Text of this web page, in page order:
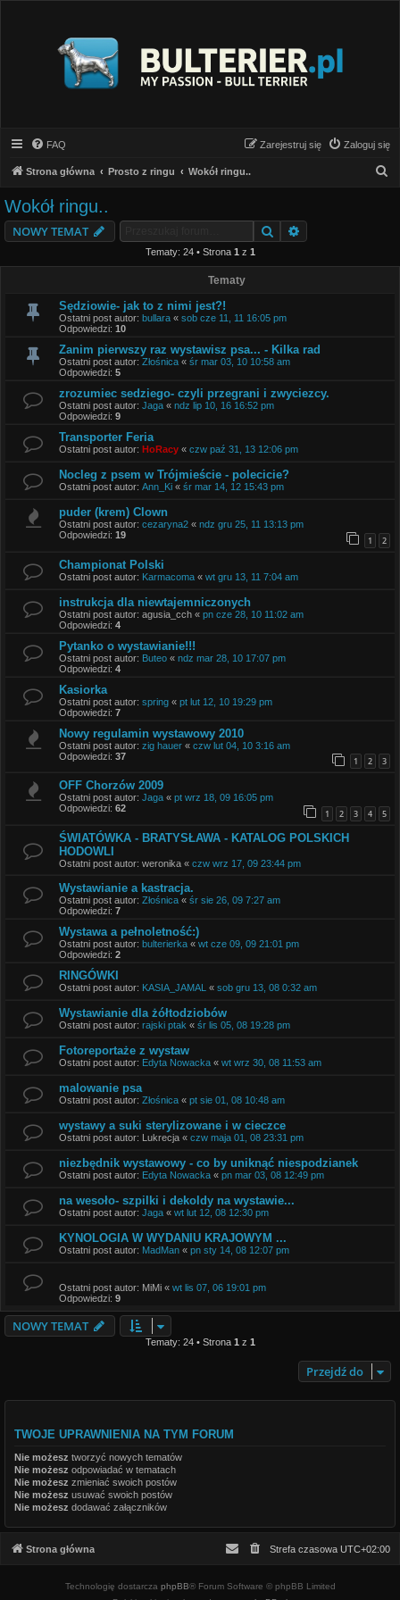
FAQ Zaloguj się
Zarejestruj się
Strona główna Prosto z ringu Wokół ringu..
Wokół ringu..
NOWY TEMAT Szukaj
Tematy: 24 • Strona 1 z 1
Tematy
Sędziowie- jak to z nimi jest?!
Ostatni post autor: bullara « sob cze 11, 11 16:05 pm
Odpowiedzi: 10
Zanim pierwszy raz wystawisz psa... - Kilka rad
Ostatni post autor: Złośnica « śr mar 03, 10 10:58 am
Odpowiedzi: 5
zrozumiec sedziego- czyli przegrani i zwyciezcy.
Ostatni post autor: Jaga « ndz lip 10, 16 16:52 pm
Odpowiedzi: 9
Transporter Feria
Ostatni post autor: HoRacy « czw paź 31, 13 12:06 pm
Nocleg z psem w Trójmieście - polecicie?
Ostatni post autor: Ann_Ki « śr mar 14, 12 15:43 pm
puder (krem) Clown
Ostatni post autor: cezaryna2 « ndz gru 25, 11 13:13 pm
Odpowiedzi: 19 1 2
Championat Polski
Ostatni post autor: Karmacoma « wt gru 13, 11 7:04 am
instrukcja dla niewtajemniczonych
Ostatni post autor: agusia_cch « pn cze 28, 10 11:02 am
Odpowiedzi: 4
Pytanko o wystawianie!!!
Ostatni post autor: Buteo « ndz mar 28, 10 17:07 pm
Odpowiedzi: 4
Kasiorka
Ostatni post autor: spring « pt lut 12, 10 19:29 pm
Odpowiedzi: 7
Nowy regulamin wystawowy 2010
Ostatni post autor: zig hauer « czw lut 04, 10 3:16 am
Odpowiedzi: 37 1 2 3
OFF Chorzów 2009
Ostatni post autor: Jaga « pt wrz 18, 09 16:05 pm
Odpowiedzi: 62 1 2 3 4 5
ŚWIATÓWKA - BRATYSŁAWA - KATALOG POLSKICH
HODOWLI
Ostatni post autor: weronika « czw wrz 17, 09 23:44 pm
Wystawianie a kastracja.
Ostatni post autor: Złośnica « śr sie 26, 09 7:27 am
Odpowiedzi: 7
Wystawa a pełnoletność:)
Ostatni post autor: bulterierka « wt cze 09, 09 21:01 pm
Odpowiedzi: 2
RINGÓWKI
Ostatni post autor: KASIA_JAMAL « sob gru 13, 08 0:32 am
Wystawianie dla żółtodziobów
Ostatni post autor: rajski ptak « śr lis 05, 08 19:28 pm
Fotoreportaże z wystaw
Ostatni post autor: Edyta Nowacka « wt wrz 30, 08 11:53 am
malowanie psa
Ostatni post autor: Złośnica « pt sie 01, 08 10:48 am
wystawy a suki sterylizowane i w cieczce
Ostatni post autor: Lukrecja « czw maja 01, 08 23:31 pm
niezbędnik wystawowy - co by uniknąć niespodzianek
Ostatni post autor: Edyta Nowacka « pn mar 03, 08 12:49 pm
na wesoło- szpilki i dekoldy na wystawie...
Ostatni post autor: Jaga « wt lut 12, 08 12:30 pm
KYNOLOGIA W WYDANIU KRAJOWYM ...
Ostatni post autor: MadMan « pn sty 14, 08 12:07 pm
Ostatni post autor: MiMi « wt lis 07, 06 19:01 pm
Odpowiedzi: 9
NOWY TEMAT
Tematy: 24 • Strona 1 z 1
Przejdź do
TWOJE UPRAWNIENIA NA TYM FORUM
Nie możesz tworzyć nowych tematów
Nie możesz odpowiadać w tematach
Nie możesz zmieniać swoich postów
Nie możesz usuwać swoich postów
Nie możesz dodawać załączników
Strona główna Strefa czasowa UTC+02:00
Technologię dostarcza phpBB® Forum Software © phpBB Limited